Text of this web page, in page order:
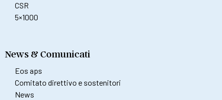
CSR
5×1000
News & Comunicati
Eos aps
Comitato direttivo e sostenitori
News